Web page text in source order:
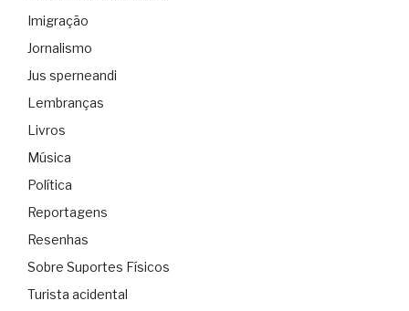
Imigração
Jornalismo
Jus sperneandi
Lembranças
Livros
Música
Política
Reportagens
Resenhas
Sobre Suportes Físicos
Turista acidental